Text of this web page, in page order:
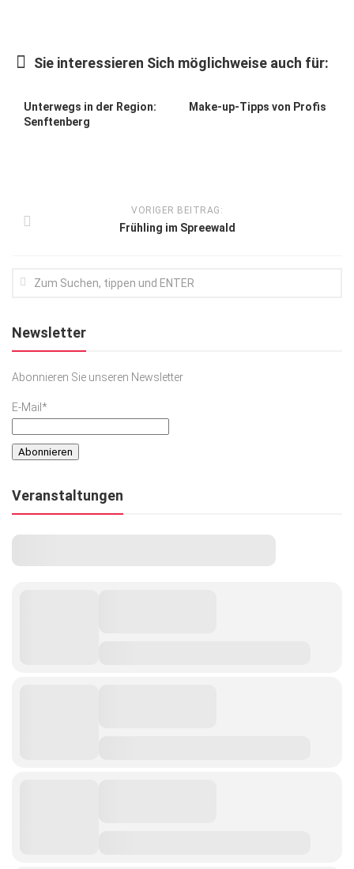
Lifestyle
Podcast
Sie interessieren Sich möglichweise auch für:
Unterwegs in der Region:
Senftenberg
Make-up-Tipps von Profis
VORIGER BEITRAG:
Frühling im Spreewald
Newsletter
Abonnieren Sie unseren Newsletter
E-Mail*
Veranstaltungen